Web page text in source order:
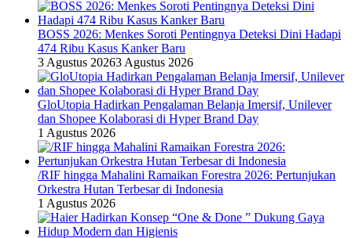
BOSS 2026: Menkes Soroti Pentingnya Deteksi Dini Hadapi
474 Ribu Kasus Kanker Baru
3 Agustus 20263 Agustus 2026
GloUtopia Hadirkan Pengalaman Belanja Imersif, Unilever
dan Shopee Kolaborasi di Hyper Brand Day
1 Agustus 2026
/RIF hingga Mahalini Ramaikan Forestra 2026: Pertunjukan
Orkestra Hutan Terbesar di Indonesia
1 Agustus 2026